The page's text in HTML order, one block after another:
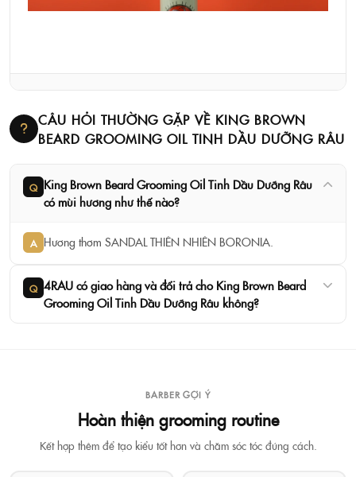
CÂU HỎI THƯỜNG GẶP VỀ KING BROWN
BEARD GROOMING OIL TINH DẦU DƯỠNG RÂU
Q King Brown Beard Grooming Oil Tinh Dầu Dưỡng Râu
có mùi hương như thế nào?
A Hương thơm SANDAL THIÊN NHIÊN BORONIA.
Q 4RAU có giao hàng và đổi trả cho King Brown Beard
Grooming Oil Tinh Dầu Dưỡng Râu không?
BARBER GỢI Ý
Hoàn thiện grooming routine
Kết hợp thêm để tạo kiểu tốt hơn và chăm sóc tóc đúng cách.